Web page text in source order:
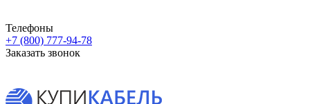
Телефоны
+7 (800) 777-94-78
Заказать звонок